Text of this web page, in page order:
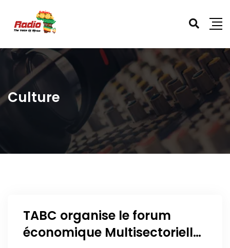
Culture
TABC organise le forum
économique Multisectorielle